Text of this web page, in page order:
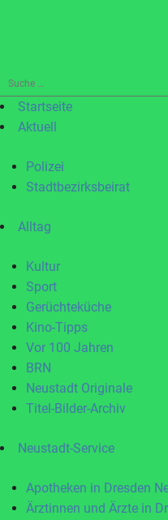
Suche
nach:Startseite
Aktuell
Polizei
Stadtbezirksbeirat
Alltag
Kultur
Sport
Gerüchteküche
Kino-Tipps
Vor 100 Jahren
BRN
Neustadt Originale
Titel-Bilder-Archiv
Neustadt-Service
Apotheken in Dresden
Ärztinnen und Ärzte in